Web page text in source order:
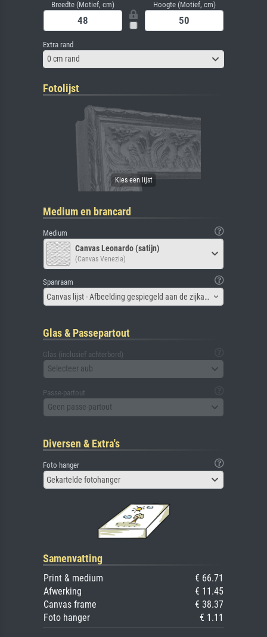
Breedte (Motief, cm) Hoogte (Motief, cm)
Extra rand
0 cm rand
Fotolijst
Medium en brancard
Medium
Canvas Leonardo (satijn)
(Canvas Venezia)
Spanraam
Canvas lijst - Afbeelding gespiegeld aan de zijkant
Glas & Passepartout
Glas (inclusief achterbord)
Selecteer aub
Passe-partout
Geen passe-partout
Diversen & Extra's
Foto hanger
Gekartelde fotohanger
Samenvatting
Print & medium
€ 66.71
Afwerking
€ 11.45
Canvas frame
€ 38.37
Foto hanger
€ 1.11